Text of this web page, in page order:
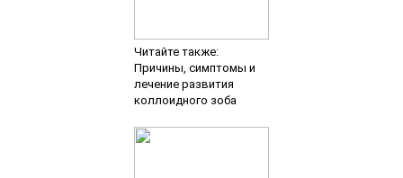
Читайте также:
Причины, симптомы и
лечение развития
коллоидного зоба